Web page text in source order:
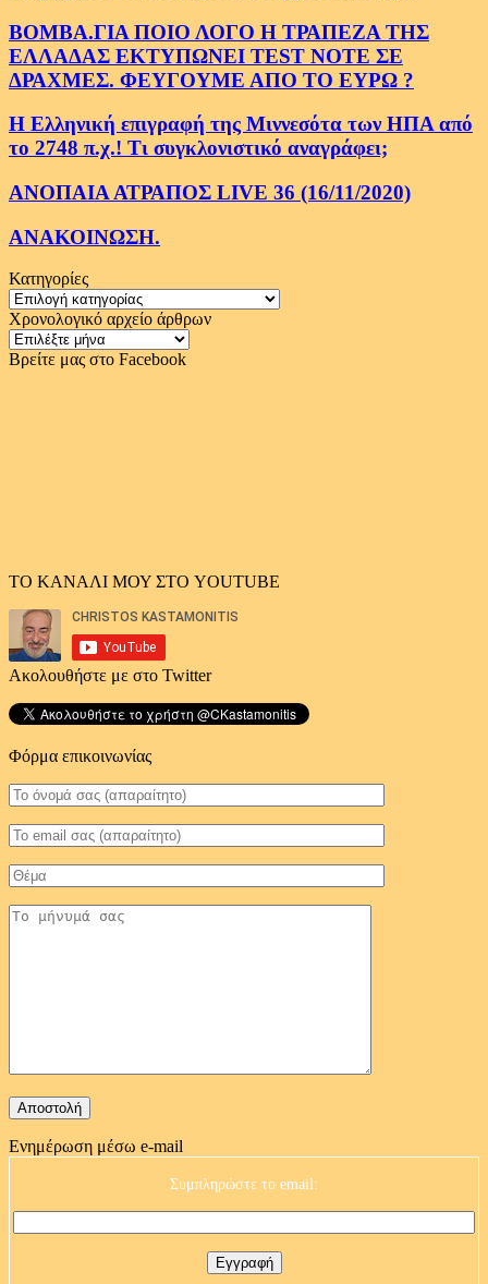
ΒΟΜΒΑ.ΓΙΑ ΠΟΙΟ ΛΟΓΟ Η ΤΡΑΠΕΖΑ ΤΗΣ
ΕΛΛΑΔΑΣ ΕΚΤΥΠΩΝΕΙ TEST NOTE ΣΕ
ΔΡΑΧΜΕΣ. ΦΕΥΓΟΥΜΕ ΑΠΟ ΤΟ ΕΥΡΩ ?
Η Ελληνική επιγραφή της Μιννεσότα των ΗΠΑ από
το 2748 π.χ.! Τι συγκλονιστικό αναγράφει;
ΑΝΟΠΑΙΑ ΑΤΡΑΠΟΣ LIVE 36 (16/11/2020)
ΑΝΑΚΟΙΝΩΣΗ.
Κατηγορίες
Κατηγορίες
Χρονολογικό αρχείο άρθρων
Χρονολογικό
αρχείο
Βρείτε μας στο Facebook
ΤΟ ΚΑΝΑΛΙ ΜΟΥ ΣΤΟ YOUTUBE
Ακολουθήστε με στο Twitter
Φόρμα επικοινωνίας
Ενημέρωση μέσω e-mail
Συμπληρώστε το email: